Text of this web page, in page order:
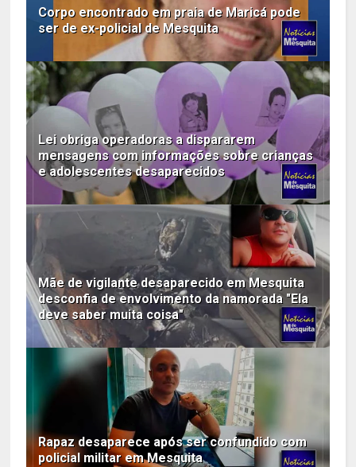
Corpo encontrado em praia de Maricá pode
ser de ex-policial de Mesquita
Lei obriga operadoras a dispararem
mensagens com informações sobre crianças
e adolescentes desaparecidos
Mãe de vigilante desaparecido em Mesquita
desconfia de envolvimento da namorada "Ela
deve saber muita coisa"
Rapaz desaparece após ser confundido com
policial militar em Mesquita